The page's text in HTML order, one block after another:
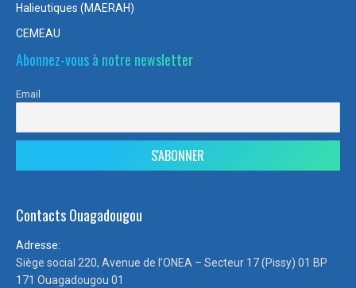
Halieutiques (MAERAH)
CEMEAU
Abonnez-vous à notre newsletter
Email
Contacts Ouagadougou
Adresse:
Siège social 220, Avenue de l’ONEA – Secteur 17 (Pissy) 01 BP
171 Ouagadougou 01